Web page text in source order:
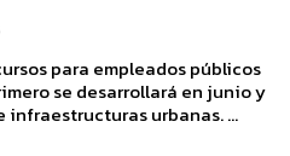
para empleados públicos
se desarrollará en junio y
infraestructuras urbanas. ...